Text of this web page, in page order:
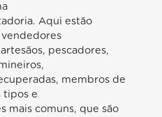
Aqui estão
pescadores,
membros de
tipos e
mais comuns, que são